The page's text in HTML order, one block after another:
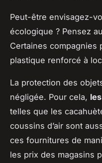
Peut-être envisagez-
écologique ? Pensez
Certaines compagnies
plastique renforcé à
La protection des
négligée. Pour cela,
telles que les
coussins d’air sont
ces fournitures de
les prix des magasins